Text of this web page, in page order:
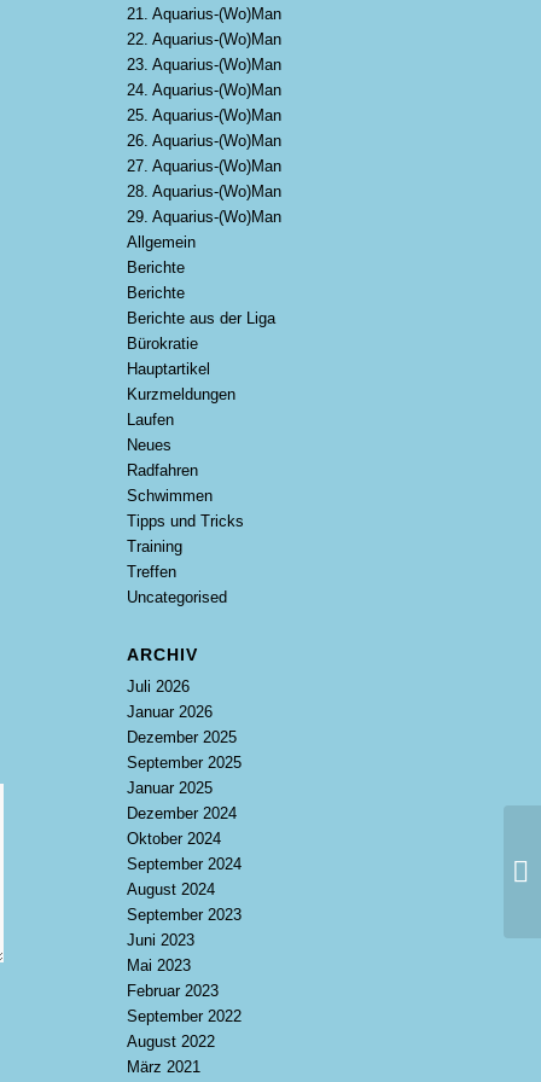
21. Aquarius-(Wo)Man
22. Aquarius-(Wo)Man
23. Aquarius-(Wo)Man
24. Aquarius-(Wo)Man
25. Aquarius-(Wo)Man
26. Aquarius-(Wo)Man
27. Aquarius-(Wo)Man
28. Aquarius-(Wo)Man
29. Aquarius-(Wo)Man
Allgemein
Berichte
Berichte
Berichte aus der Liga
Bürokratie
Hauptartikel
Kurzmeldungen
Laufen
Neues
Radfahren
Schwimmen
Tipps und Tricks
Training
Treffen
Uncategorised
ARCHIV
Juli 2026
Januar 2026
Dezember 2025
September 2025
Januar 2025
Dezember 2024
Oktober 2024
September 2024
August 2024
September 2023
Juni 2023
Mai 2023
Februar 2023
September 2022
August 2022
März 2021